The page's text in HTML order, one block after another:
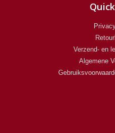
Verzend- en
Algemene